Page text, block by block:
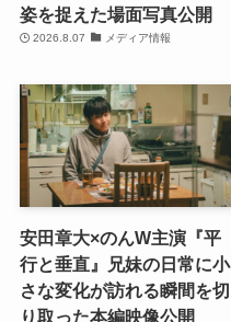
姿を捉えた場面写真公開
2026.8.07 メディア情報
安田章大×のんW主演『平
行と垂直』兄妹の日常に小
さな変化が訪れる瞬間を切
り取った本編映像公開